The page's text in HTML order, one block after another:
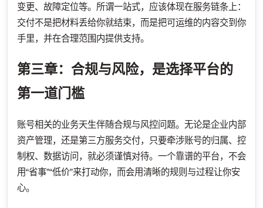
变更、故障定位等。所谓一站式，应该体现在服务链条上：
交付不是把材料丢给你就结束，而是把可运维的内容交到你
手里，并在合理范围内提供支持。
第三章：合规与风险，是选择平台的
第一道门槛
账号相关的业务天生伴随合规与风控问题。无论是企业内部
资产管理，还是第三方服务交付，只要牵涉账号的归属、控
制权、数据访问，就必须谨慎对待。一个靠谱的平台，不会
用“省事”“低价”来打动你，而会用清晰的规则与过程让你安
心。